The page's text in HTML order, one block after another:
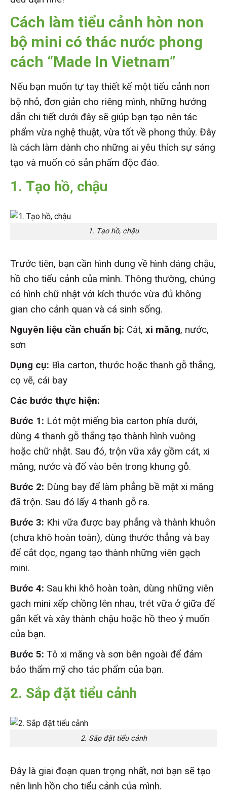
Cách làm tiểu cảnh hòn non
bộ mini có thác nước phong
cách “Made In Vietnam”
Nếu bạn muốn tự tay thiết kế một tiểu cảnh non
bộ nhỏ, đơn giản cho riêng mình, những hướng
dẫn chi tiết dưới đây sẽ giúp bạn tạo nên tác
phẩm vừa nghệ thuật, vừa tốt về phong thủy. Đây
là cách làm dành cho những ai yêu thích sự sáng
tạo và muốn có sản phẩm độc đáo.
1. Tạo hồ, chậu
1. Tạo hồ, chậu
Trước tiên, bạn cần hình dung về hình dáng chậu,
hồ cho tiểu cảnh của mình. Thông thường, chúng
có hình chữ nhật với kích thước vừa đủ không
gian cho cảnh quan và cá sinh sống.
Nguyên liệu cần chuẩn bị: Cát, xi măng, nước,
sơn
Dụng cụ: Bìa carton, thước hoặc thanh gỗ thẳng,
cọ vẽ, cái bay
Các bước thực hiện:
Bước 1: Lót một miếng bìa carton phía dưới,
dùng 4 thanh gỗ thẳng tạo thành hình vuông
hoặc chữ nhật. Sau đó, trộn vữa xây gồm cát, xi
măng, nước và đổ vào bên trong khung gỗ.
Bước 2: Dùng bay để làm phẳng bề mặt xi măng
đã trộn. Sau đó lấy 4 thanh gỗ ra.
Bước 3: Khi vữa được bay phẳng và thành khuôn
(chưa khô hoàn toàn), dùng thước thẳng và bay
để cắt dọc, ngang tạo thành những viên gạch
mini.
Bước 4: Sau khi khô hoàn toàn, dùng những viên
gạch mini xếp chồng lên nhau, trét vữa ở giữa để
gắn kết và xây thành chậu hoặc hồ theo ý muốn
của bạn.
Bước 5: Tô xi măng và sơn bên ngoài để đảm
bảo thẩm mỹ cho tác phẩm của bạn.
2. Sắp đặt tiểu cảnh
2. Sắp đặt tiểu cảnh
Đây là giai đoạn quan trọng nhất, nơi bạn sẽ tạo
nên linh hồn cho tiểu cảnh của mình.